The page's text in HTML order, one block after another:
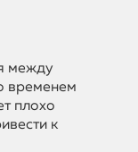
между
временем
плохо
к